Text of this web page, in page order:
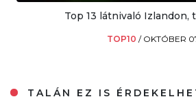
Top 13 látnivaló Izlandon,
TOP10 / OKTÓBER
TALÁN EZ IS